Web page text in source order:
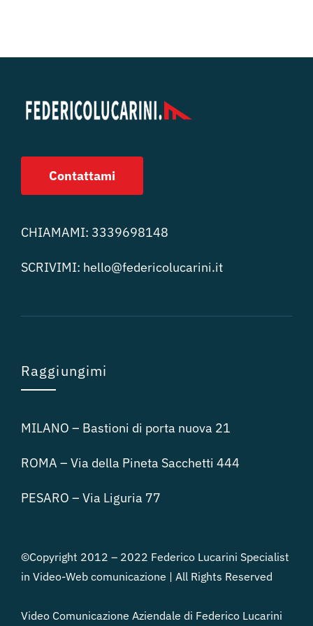
Contattami
CHIAMAMI: 3339698148
SCRIVIMI: hello@federicolucarini.it
Raggiungimi
MILANO – Bastioni di porta nuova 21
ROMA – Via della Pineta Sacchetti 444
PESARO – Via Liguria 77
©Copyright 2012 – 2022 Federico Lucarini Specialist
in Video-Web comunicazione | All Rights Reserved
Video Comunicazione Aziendale di Federico Lucarini